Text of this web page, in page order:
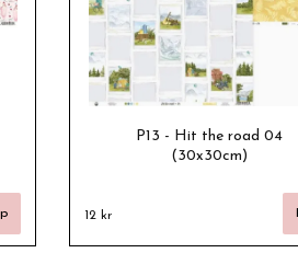
P13 - Hit the road 04
(30x30cm)
12 kr